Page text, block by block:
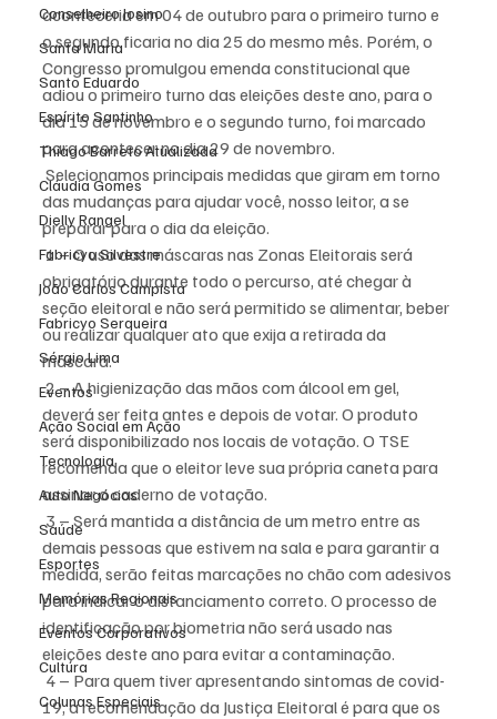
Conselheiro Josino
Santa Maria
Santo Eduardo
Espírito Santinho
Thiago Barreto Atualizada
Cláudia Gomes
Dielly Rangel
Fabricyo Silvestre
João Carlos Campista
Fabricyo Serqueira
Sérgio Lima
Eventos
Ação Social em Ação
Tecnologia
Auto Negócios
Saúde
Esportes
Memórias Regionais
Eventos Corporativos
Cultura
Colunas Especiais
aconteceria em 04 de outubro para o primeiro turno e
o segundo ficaria no dia 25 do mesmo mês. Porém, o
Congresso promulgou emenda constitucional que
adiou o primeiro turno das eleições deste ano, para o
dia 15 de novembro e o segundo turno, foi marcado
para acontecer no dia 29 de novembro.
das mudanças para ajudar você, nosso leitor, a se
preparar para o dia da eleição.
1 – O uso das máscaras nas Zonas Eleitorais será
obrigatório durante todo o percurso, até chegar à
seção eleitoral e não será permitido se alimentar, beber
ou realizar qualquer ato que exija a retirada da
máscara.
2 – A higienização das mãos com álcool em gel,
deverá ser feita antes e depois de votar. O produto
será disponibilizado nos locais de votação. O TSE
recomenda que o eleitor leve sua própria caneta para
assinar o caderno de votação.
3 – Será mantida a distância de um metro entre as
demais pessoas que estivem na sala e para garantir a
medida, serão feitas marcações no chão com adesivos
para indicar o distanciamento correto. O processo de
identificação por biometria não será usado nas
eleições deste ano para evitar a contaminação.
19, a recomendação da Justiça Eleitoral é para que os